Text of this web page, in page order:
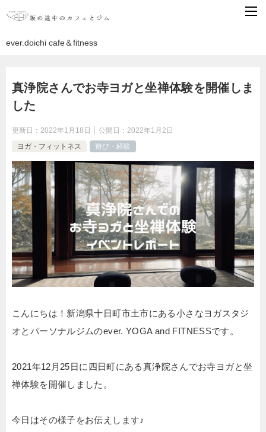
ever.doichi cafe＆fitness
真浄院さんでお寺ヨガと坐禅体験を開催しま
した
更新日： 2022年1月18日 公開日： 2022年1月2日
ヨガ・フィットネス
遊び・経験
こんにちは！新潟県十日町市土市にある小さなヨガスタジ
オとパーソナルジムのever. YOGA and FITNESSです。
2021年12月25日に四日町にある真浄院さんでお寺ヨガと坐
禅体験を開催しました。
今日はその様子をお伝えします♪